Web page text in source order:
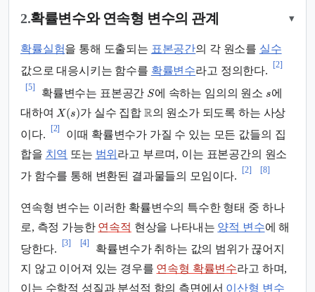
2.확률변수와 연속형 변수의 관계 ▾
확률실험을 통해 도출되는 표본공간의 각 원소를 실수
값으로 대응시키는 함수를 확률변수라고 정의한다.
[2]
[5]
확률변수는 표본공간 S에 속하는 임의의 원소 s에
대하여 X(s)가 실수 집합 R의 원소가 되도록 하는 사상
이다.
[2]
이때 확률변수가 가질 수 있는 모든 값들의 집
합을 치역 또는 범위 라고 부르며, 이는 표본공간의 원소
가 함수를 통해 변환된 결과물들의 모임이다.
[2] [8]
연속형 변수는 이러한 확률변수의 특수한 형태 중 하나
로, 측정 가능한 연속적 현상을 나타내는 양적 변수에 해
당한다.
[3] [4]
확률변수가 취하는 값의 범위가 끊어지
지 않고 이어져 있는 경우를 연속형 확률변수라고 하며,
이는 수학적 성질과 분석적 함의 측면에서 이산형 변수